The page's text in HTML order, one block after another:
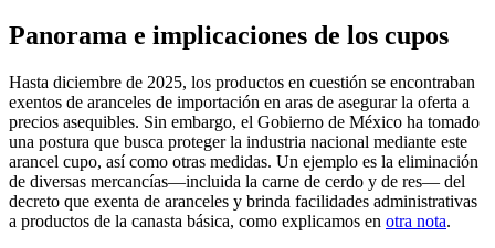
Panorama e implicaciones de los cupos
Hasta diciembre de 2025, los productos en cuestión se encontraban
exentos de aranceles de importación en aras de asegurar la oferta a
precios asequibles. Sin embargo, el Gobierno de México ha tomado
una postura que busca proteger la industria nacional mediante este
arancel cupo, así como otras medidas. Un ejemplo es la eliminación
de diversas mercancías—incluida la carne de cerdo y de res— del
decreto que exenta de aranceles y brinda facilidades administrativas
a productos de la canasta básica, como explicamos en otra nota.